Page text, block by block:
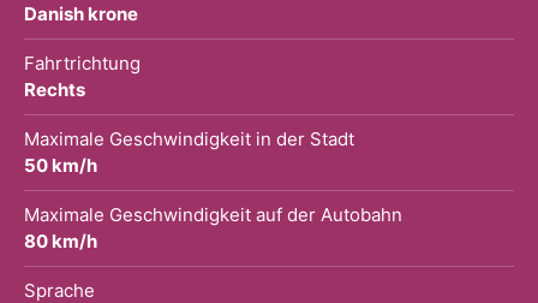
Danish krone
Fahrtrichtung
Rechts
Maximale Geschwindigkeit in der Stadt
50 km/h
Maximale Geschwindigkeit auf der Autobahn
80 km/h
Sprache